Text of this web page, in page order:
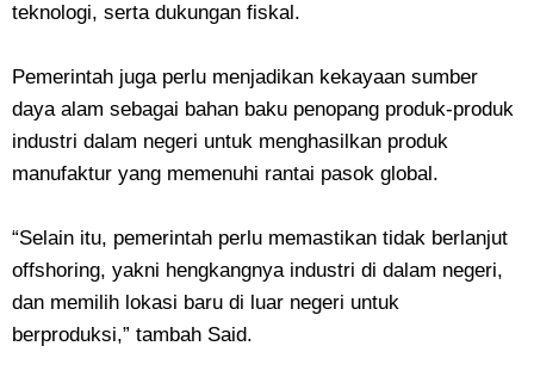
teknologi, serta dukungan fiskal.
Pemerintah juga perlu menjadikan kekayaan sumber
daya alam sebagai bahan baku penopang produk-produk
industri dalam negeri untuk menghasilkan produk
manufaktur yang memenuhi rantai pasok global.
“Selain itu, pemerintah perlu memastikan tidak berlanjut
offshoring, yakni hengkangnya industri di dalam negeri,
dan memilih lokasi baru di luar negeri untuk
berproduksi,” tambah Said.